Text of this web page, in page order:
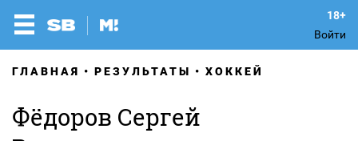
Войти
ГЛАВНАЯ РЕЗУЛЬТАТЫ ХОККЕЙ
Фёдоров Сергей